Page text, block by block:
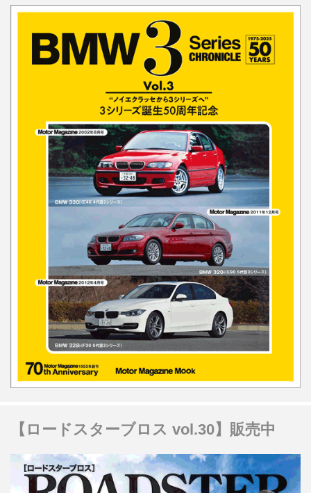
【ロードスターブロス vol.30】販売中